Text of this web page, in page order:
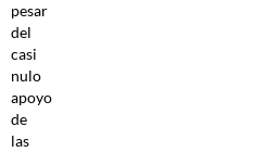
pesar
del
casi
nulo
apoyo
de
las